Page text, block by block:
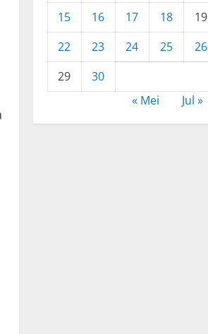
15
16 17 18 19
22
23 24 25 26
29
30
« Mei
Jul »